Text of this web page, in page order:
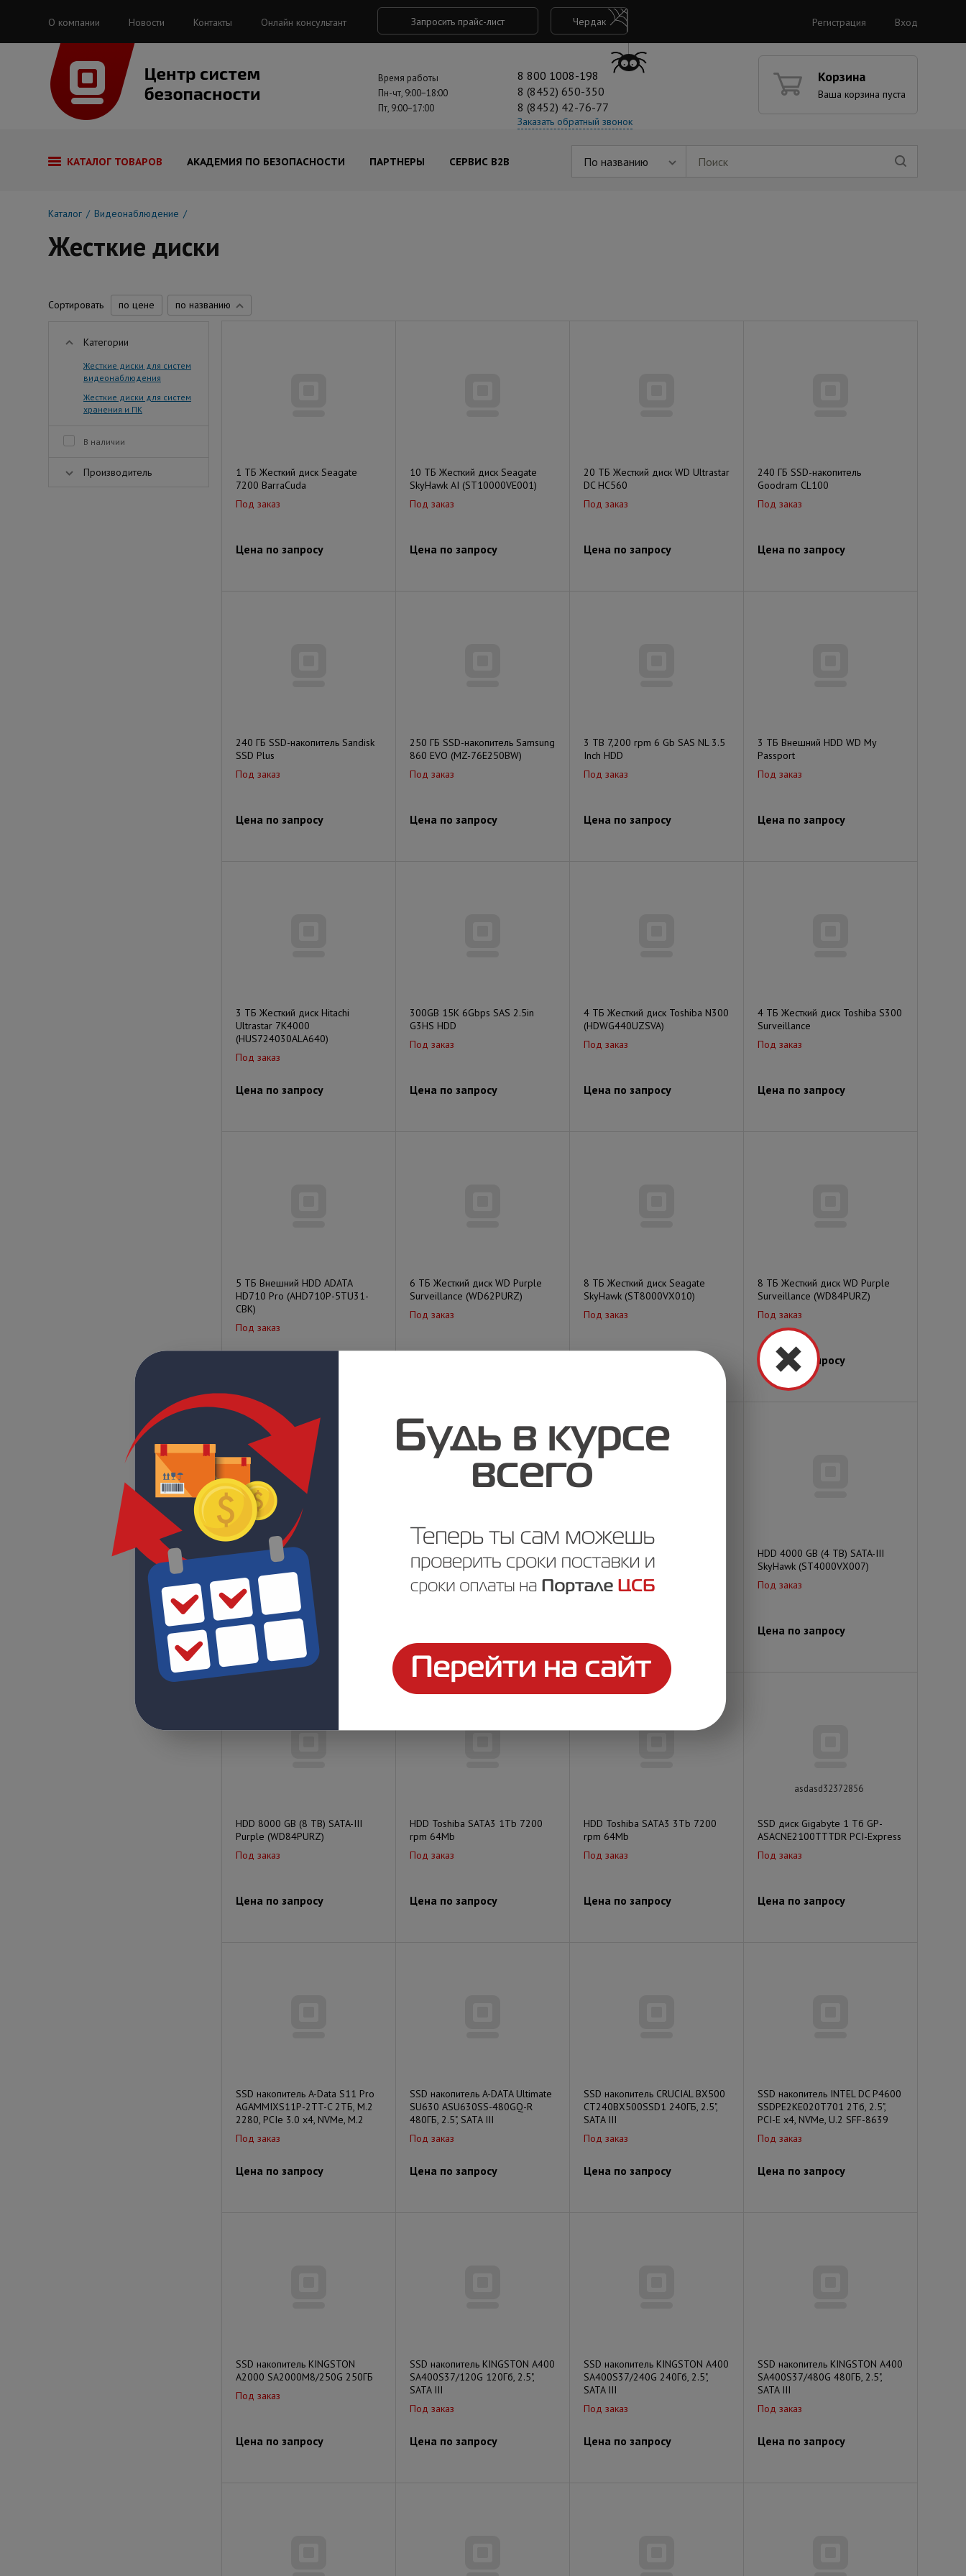
asdasd32372856
О компании Новости Контакты Онлайн консультант Запросить прайс-лист Чердак Регистрация Вход
Время работы
Пн-чт, 9:00−18:00
Пт, 9:00−17:00
8 800 1008-198
8 (8452) 650-350
8 (8452) 42-76-77
Заказать обратный звонок
Корзина
Ваша корзина пуста
КАТАЛОГ ТОВАРОВ АКАДЕМИЯ ПО БЕЗОПАСНОСТИ ПАРТНЕРЫ СЕРВИС B2B По названию
Каталог Видеонаблюдение
Жесткие диски
Сортировать по цене по названию
Категории
Жесткие диски для систем
видеонаблюдения
Жесткие диски для систем
хранения и ПК
В наличии
Производитель
1 ТБ Жесткий диск Seagate
7200 BarraCuda
Под заказ
Цена по запросу
10 ТБ Жесткий диск Seagate
SkyHawk AI (ST10000VE001)
Под заказ
Цена по запросу
20 ТБ Жесткий диск WD Ultrastar
DC HC560
Под заказ
Цена по запросу
240 ГБ SSD-накопитель
Goodram CL100
Под заказ
Цена по запросу
240 ГБ SSD-накопитель Sandisk
SSD Plus
Под заказ
Цена по запросу
250 ГБ SSD-накопитель Samsung
860 EVO (MZ-76E250BW)
Под заказ
Цена по запросу
3 TB 7,200 rpm 6 Gb SAS NL 3.5
Inch HDD
Под заказ
Цена по запросу
3 ТБ Внешний HDD WD My
Passport
Под заказ
Цена по запросу
3 ТБ Жесткий диск Hitachi
Ultrastar 7K4000
(HUS724030ALA640)
Под заказ
Цена по запросу
300GB 15K 6Gbps SAS 2.5in
G3HS HDD
Под заказ
Цена по запросу
4 ТБ Жесткий диск Toshiba N300
(HDWG440UZSVA)
Под заказ
Цена по запросу
4 ТБ Жесткий диск Toshiba S300
Surveillance
Под заказ
Цена по запросу
5 ТБ Внешний HDD ADATA
HD710 Pro (AHD710P-5TU31-
CBK)
Под заказ
6 ТБ Жесткий диск WD Purple
Surveillance (WD62PURZ)
Под заказ
8 ТБ Жесткий диск Seagate
SkyHawk (ST8000VX010)
Под заказ
8 ТБ Жесткий диск WD Purple
Surveillance (WD84PURZ)
Под заказ
Цена по запросу
BRVX-1
Под заказ
Цена по запросу
Под заказ
Surveillance < ST4000VX000 >
3.5" 5900rpm 64Mb
HDD 4000 GB (4 TB) SATA-III
SkyHawk (ST4000VX007)
Под заказ
Цена по запросу
HDD 8000 GB (8 TB) SATA-III
Purple (WD84PURZ)
Под заказ
Цена по запросу
HDD Toshiba SATA3 1Tb 7200
rpm 64Mb
Под заказ
Цена по запросу
HDD Toshiba SATA3 3Tb 7200
rpm 64Mb
Под заказ
Цена по запросу
SSD диск Gigabyte 1 Тб GP-
ASACNE2100TTTDR PCI-Express
Под заказ
Цена по запросу
SSD накопитель A-Data S11 Pro
AGAMMIXS11P-2TT-C 2ТБ, M.2
2280, PCIe 3.0 x4, NVMe, M.2
Под заказ
Цена по запросу
SSD накопитель A-DATA Ultimate
SU630 ASU630SS-480GQ-R
480ГБ, 2.5", SATA III
Под заказ
Цена по запросу
SSD накопитель CRUCIAL BX500
CT240BX500SSD1 240ГБ, 2.5",
SATA III
Под заказ
Цена по запросу
SSD накопитель INTEL DC P4600
SSDPE2KE020T701 2Тб, 2.5",
PCI-E x4, NVMe, U.2 SFF-8639
Под заказ
Цена по запросу
SSD накопитель KINGSTON
A2000 SA2000M8/250G 250ГБ
Под заказ
Цена по запросу
SSD накопитель KINGSTON A400
SA400S37/120G 120Гб, 2.5",
SATA III
Под заказ
Цена по запросу
SSD накопитель KINGSTON A400
SA400S37/240G 240Гб, 2.5",
SATA III
Под заказ
Цена по запросу
SSD накопитель KINGSTON A400
SA400S37/480G 480ГБ, 2.5",
SATA III
Под заказ
Цена по запросу